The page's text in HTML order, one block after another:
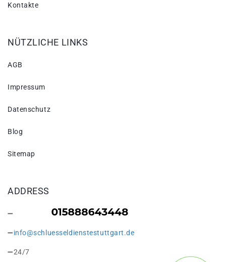
Kontakte
NÜTZLICHE LINKS
AGB
Impressum
Datenschutz
Blog
Sitemap
ADDRESS
info@schluesseldienstestuttgart.de
24/7